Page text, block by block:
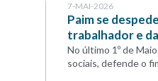
7-MAI-2026
Paim se
trabalhador e
No último 1º de
sociais, defende o